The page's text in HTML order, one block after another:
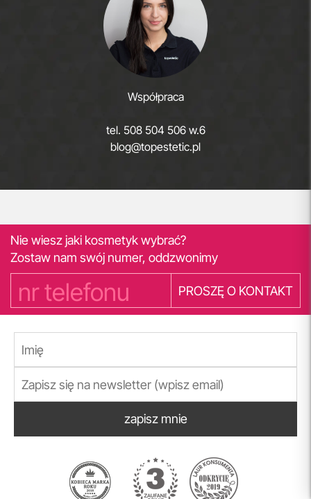
Współpraca
tel. 508 504 506 w.6
blog@topestetic.pl
Nie wiesz jaki kosmetyk wybrać?
Zostaw nam swój numer, oddzwonimy
PROSZĘ O KONTAKT
zapisz mnie